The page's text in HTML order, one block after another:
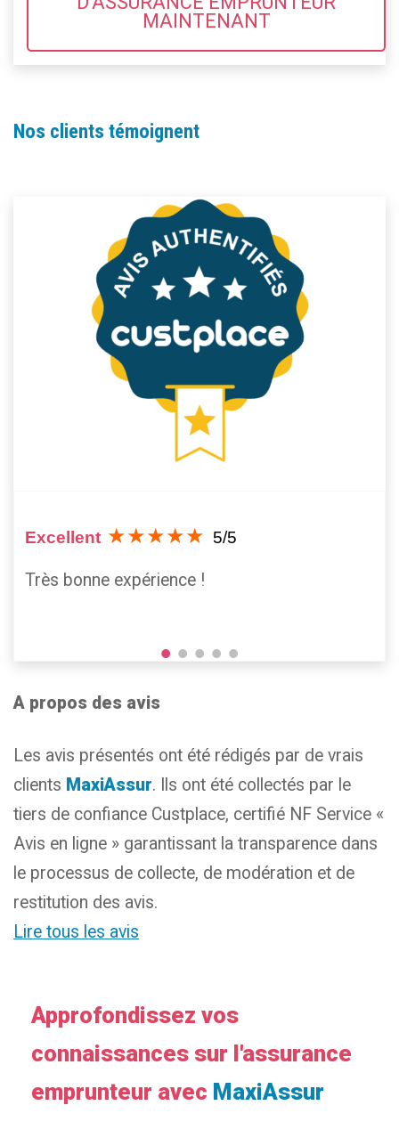
MAINTENANT
Nos clients témoignent
Excellent ★★★★★ 5/5
Très bonne expérience !
A propos des avis
Les avis présentés ont été rédigés par de vrais
clients MaxiAssur. Ils ont été collectés par le
tiers de confiance Custplace, certifié NF Service «
Avis en ligne » garantissant la transparence dans
le processus de collecte, de modération et de
restitution des avis.
Lire tous les avis
Approfondissez vos
connaissances sur l'assurance
emprunteur avec MaxiAssur